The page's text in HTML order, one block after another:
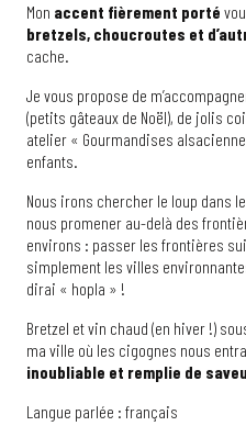
Mon accent fièrement porté
bretzels, choucroutes et
cache.
Je vous propose de
(petits gâteaux de Noël), de jolis
atelier « Gourmandises
enfants.
Nous irons chercher le loup dans
nous promener au-delà des
environs : passer les frontières
simplement les villes
dirai « hopla » !
Bretzel et vin chaud (en hiver !)
ma ville où les cigognes nous
inoubliable et remplie de
Langue parlée : français